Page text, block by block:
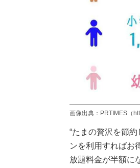
画像出典：PRTIMES（
“たまの贅沢を節
ンを利用すればお
放題料金が半額に